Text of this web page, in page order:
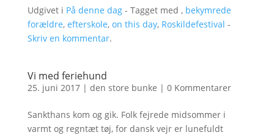
Udgivet i På denne dag- Tagget med , bekymrede
forældre, efterskole, on this day, Roskildefestival -
Skriv en kommentar.
Vi med feriehund
25. juni 2017| den store bunke | 0 Kommentarer
Sankthans kom og gik. Folk fejrede midsommer i
varmt og regntæt tøj, for dansk vejr er lunefuldt